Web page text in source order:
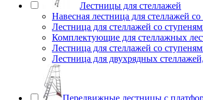
Лестницы для стеллажей
Навесная лестница для стеллажей
Лестница для стеллажей со
Комплектующие для стеллажных
Лестница для стеллажей со
Лестница для двухрядных